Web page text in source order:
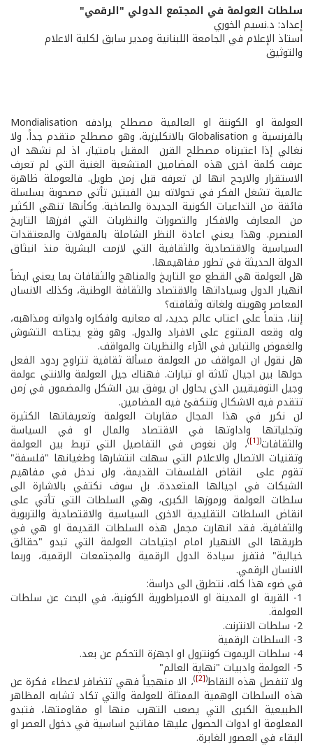
سلطات العولمة في المجتمع الدولي "الرقمي"
إعداد: د.نسيم الخوري
استاذ الإعلام في الجامعة اللبنانية ومدير سابق لكلية الاعلام
والتوثيق
العولمة او الكوننة او العالمية مصطلح يرادفه Mondialisation
بالفرنسية و Globalisation بالانكليزية، وهو مصطلح متقدم جداً. ولا
نغالي إذا اعتبرناه مصطلح القرن المقبل بامتياز، اذ لم نشهد ان
عرفت كلمة اخرى هذه المضامين المتشعبة الغنية التي لم تعرف
الاستقرار والارجح انها لن تعرفه قبل زمن طويل. فالعوملة ظاهرة
عالمية تشغل الفكر في تحولاته بين الفيتين تأتي مصحوبة بسلسلة
فائقة من التداعيات الكونية الجديدة والصاخبة. وكأنها تنهي الكثير
من المعارف والافكار والتصورات والنظريات التي افرزها التاريخ
المنصرم. وهذا يعني اعادة النظر الشاملة بالمقولات والمعتقدات
السياسية والاقتصادية والثقافية التي لازمت البشرية منذ انبثاق
الدولة الحديثة في تطور مفاهيمها.
هل العولمة هي القطع مع التاريخ والمناهج والثقافات بما يعني ايضاً
انهيار الدول وسياداتها والاقتصاد والثقافة الوطنية، وكذلك الانسان
المعاصر وهويته ولغاته وثقافته؟
إننا، حتماً على اعتاب عالم جديد، له معانيه وافكاره وادواته ومذاهبه،
وله وقعه المتنوع على الافراد والدول. وهو وقع يجتاحه التشوش
والغموض والتباين في الآراء والنظريات والمواقف.
هل نقول ان المواقف من العولمة مسألة ثقافية تتراوح ردود الفعل
حولها بين اجيال ثلاثة او تيارات. فهناك جيل العولمة والانتي عولمة
وجيل التوفيقيين الذي يحاول ان يوفق بين الشكل والمضمون في زمن
تتقدم فيه الاشكال وتنكفئ فيه المضامين.
لن نكرر في هذا المجال مقاربات العولمة وتعريفاتها الكثيرة
وتجلياتها واداوتها في الاقتصاد والمال او في السياسة
والثقافات(
[1]
)، ولن نغوص في التفاصيل التي تربط بين العولمة
وتقنيات الاتصال والاعلام التي سهلت انتشارها وطغيانها "فلسفة"
تقوم على انقاض الفلسفات القديمة، ولن ندخل في مفاهيم
الشبكات في اجيالها المتعددة. بل سوف نكتفي بالاشارة الى
سلطات العولمة ورموزها الكبرى، وهي السلطات التي تأتي على
انقاض السلطات التقليدية الاخرى السياسية والاقتصادية والتربوية
والثفافية. فقد انهارت مجمل هذه السلطات القديمة او هي في
طريقها الى الانهيار امام اجتياحات العولمة التي تبدو "حقائق
خيالية" فتفرز سيادة الدول الرقمية والمجتمعات الرقمية، وربما
الانسان الرقمي.
في ضوء هذا كله، نتطرق الى دراسة:
1- القرية او المدينة او الامبراطورية الكونية، في البحث عن سلطات
العولمة.
2- سلطات الانترنت.
3- السلطات الرقمية
4- سلطات الريموت كونترول او اجهزة التحكم عن بعد.
5- العولمة وادبيات "نهاية العالم"
ولا تنفصل هذه النقاط(
[2]
)، الا منهجياً فهي تتضافر لاعطاء فكرة عن
هذه السلطات الوهمية الممثلة للعولمة والتي تكاد تشابه المظاهر
الطبيعية الكبرى التي يصعب التهرب منها او مقاومتها، فتبدو
المعلومة او ادوات الحصول عليها مفاتيح اساسية في دخول العصر او
البقاء في العصور الغابرة.